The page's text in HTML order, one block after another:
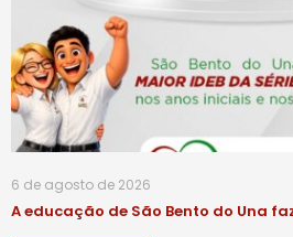
6 de agosto de 2026
A educação de São Bento do Una